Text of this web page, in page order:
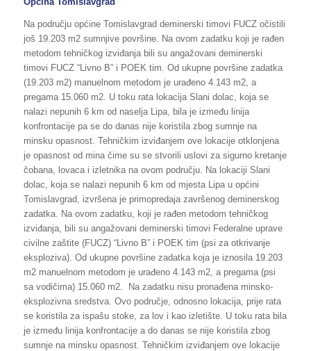
Na području općine Tomislavgrad deminerski timovi FUCZ očistili
još 19.203 m2 sumnjive površine. Na ovom zadatku koji je rađen
metodom tehničkog izviđanja bili su angažovani deminerski
timovi FUCZ “Livno B” i POEK tim. Od ukupne površine zadatka
(19.203 m2) manuelnom metodom je urađeno 4.143 m2, a
pregama 15.060 m2. U toku rata lokacija Slani dolac, koja se
nalazi nepunih 6 km od naselja Lipa, bila je između linija
konfrontacije pa se do danas nije koristila zbog sumnje na
minsku opasnost. Tehničkim izviđanjem ove lokacije otklonjena
je opasnost od mina čime su se stvorili uslovi za sigurno kretanje
čobana, lovaca i izletnika na ovom području. Na lokaciji Slani
dolac, koja se nalazi nepunih 6 km od mjesta Lipa u općini
Tomislavgrad, izvršena je primopredaja završenog deminerskog
zadatka. Na ovom zadatku, koji je rađen metodom tehničkog
izviđanja, bili su angažovani deminerski timovi Federalne uprave
civilne zaštite (FUCZ) “Livno B” i POEK tim (psi za otkrivanje
eksploziva). Od ukupne površine zadatka koja je iznosila 19.203
m2 manuelnom metodom je urađeno 4.143 m2, a pregama (psi
sa vodičima) 15.060 m2. Na zadatku nisu pronađena minsko-
eksplozivna sredstva. Ovo područje, odnosno lokacija, prije rata
se koristila za ispašu stoke, za lov i kao izletište. U toku rata bila
je između linija konfrontacije a do danas se nije koristila zbog
sumnje na minsku opasnost. Tehničkim izviđanjem ove lokacije